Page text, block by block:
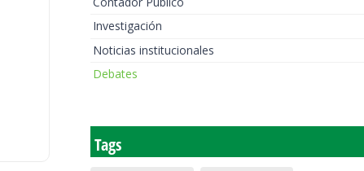
Investigación
Noticias institucionales
Debates
Tags